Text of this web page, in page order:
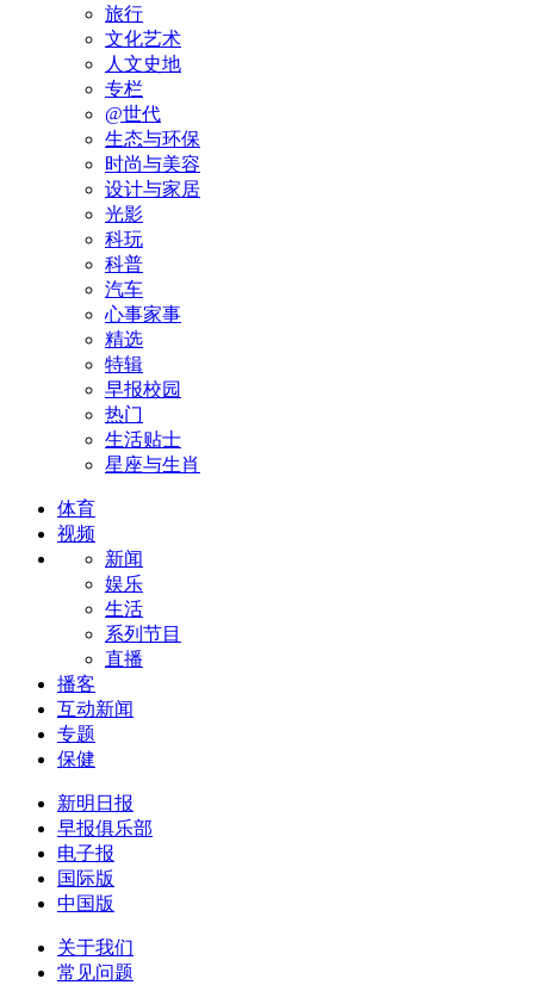
旅行
文化艺术
人文史地
专栏
@世代
生态与环保
时尚与美容
设计与家居
光影
科玩
科普
汽车
心事家事
精选
特辑
早报校园
热门
生活贴士
星座与生肖
体育
视频
新闻
娱乐
生活
系列节目
直播
播客
互动新闻
专题
保健
新明日报
早报俱乐部
电子报
国际版
中国版
关于我们
常见问题